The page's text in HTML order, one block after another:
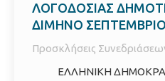
ΛΟΓΟΔΟΣΙΑΣ
ΔΙΜΗΝΟ
Προσκλήσεις
ΕΛΛΗΝΙΚΗ